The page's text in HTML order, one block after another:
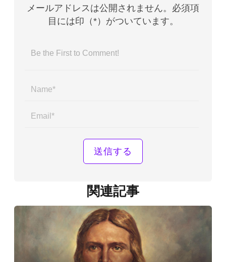
メールアドレスは公開されません。必須項
目には印（*）がついています。
関連記事